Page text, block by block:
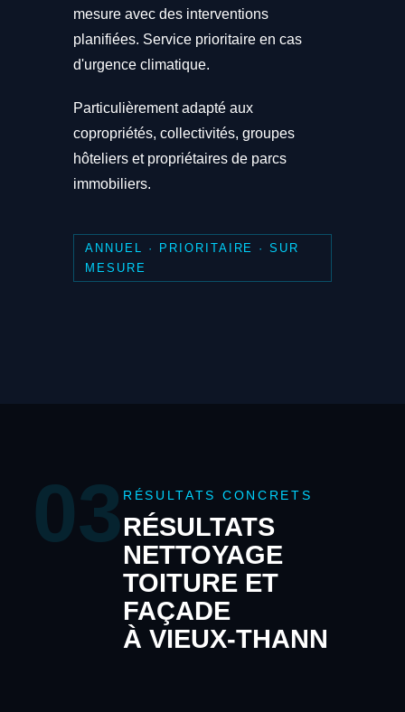
mesure avec des interventions
planifiées. Service prioritaire en cas
d'urgence climatique.
Particulièrement adapté aux
copropriétés, collectivités, groupes
hôteliers et propriétaires de parcs
immobiliers.
ANNUEL · PRIORITAIRE · SUR
MESURE
03 RÉSULTATS CONCRETS
RÉSULTATS
NETTOYAGE
TOITURE ET
FAÇADE
À VIEUX-THANN